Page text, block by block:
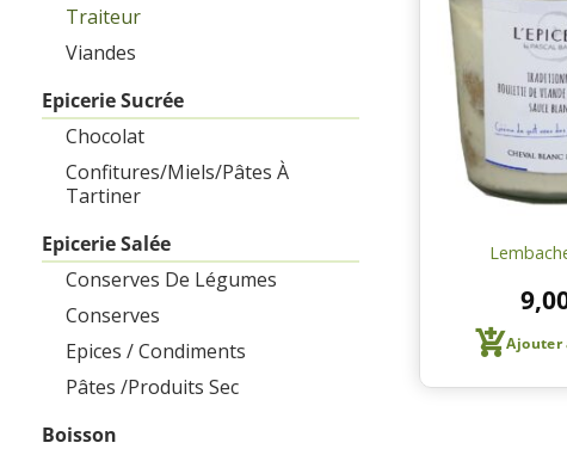
Traiteur
Viandes
Epicerie Sucrée
Chocolat
Confitures/Miels/pâtes À
Tartiner
Epicerie Salée
Conserves De Légumes
Conserves
Epices / Condiments
Pâtes /produits Sec
Boisson
Ajouter